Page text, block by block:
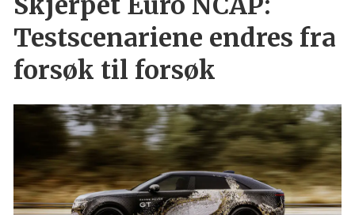
Testscenariene endres fra
forsøk til forsøk